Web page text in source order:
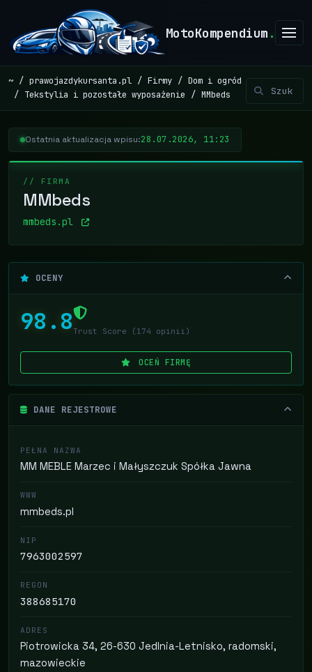
MotoKompendium .
~ prawojazdykursanta.pl Firmy
Dom i ogród
Tekstylia i pozostałe wyposażenie
MMbeds
Ostatnia aktualizacja wpisu:28.07.2026, 11:23
// FIRMA
MMbeds
mmbeds.pl
OCENY
98.8 Trust Score (174 opinii)
OCEŃ FIRMĘ
DANE REJESTROWE
PEŁNA NAZWA
MM MEBLE Marzec i Małyszczuk Spółka Jawna
WWW
mmbeds.pl
NIP
7963002597
REGON
388685170
ADRES
Piotrowicka 34, 26-630 Jedlnia-Letnisko, radomski,
mazowieckie